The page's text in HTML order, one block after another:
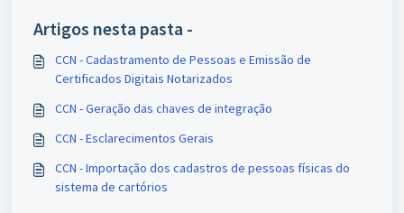
Artigos nesta pasta -
CCN - Cadastramento de Pessoas e Emissão de
Certificados Digitais Notarizados
CCN - Geração das chaves de integração
CCN - Esclarecimentos Gerais
CCN - Importação dos cadastros de pessoas físicas do
sistema de cartórios